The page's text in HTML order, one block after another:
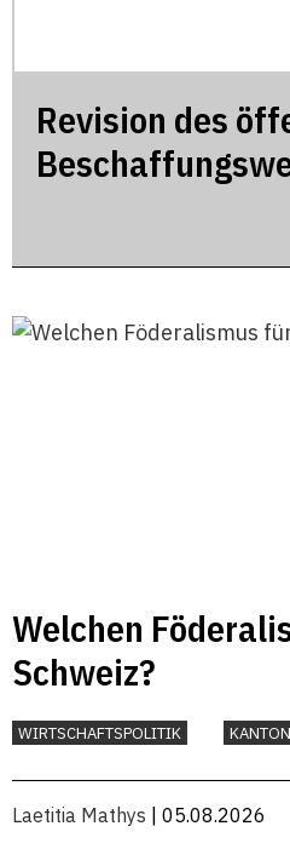
Revision des
Welchen
Schweiz?
WIRTSCHAFTSPOLITIK
Laetitia Mathys | 05.08.2026